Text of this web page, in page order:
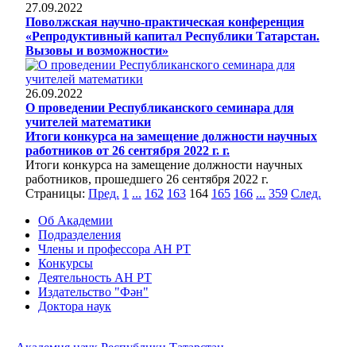
27.09.2022
Поволжская научно-практическая конференция
«Репродуктивный капитал Республики Татарстан.
Вызовы и возможности»
26.09.2022
О проведении Республиканского семинара для
учителей математики
Итоги конкурса на замещение должности научных
работников от 26 сентября 2022 г. г.
Итоги конкурса на замещение должности научных
работников, прошедшего 26 сентября 2022 г.
Страницы: Пред. 1 ... 162 163 164 165 166 ... 359 След.
Об Академии
Подразделения
Члены и профессора АН РТ
Конкурсы
Деятельность АН РТ
Издательство "Фән"
Доктора наук